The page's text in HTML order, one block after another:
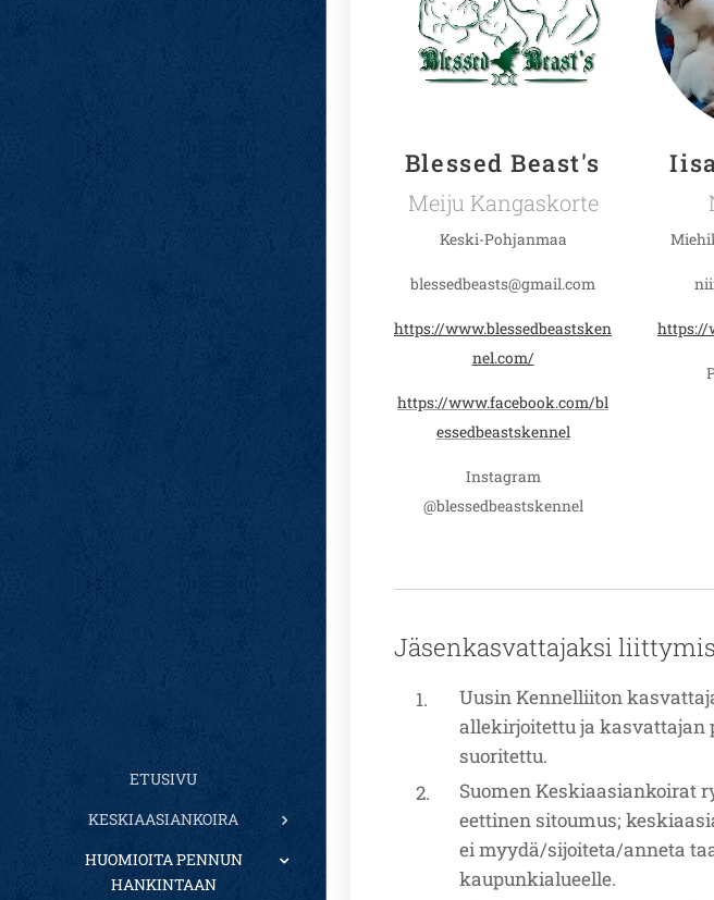
ETUSIVU
KESKIAASIANKOIRA
HUOMIOITA PENNUN
HANKINTAAN
Blessed Beast's
Meiju Kangaskorte
Keski-Pohjanmaa
blessedbeasts@gmail.com
https://www.blessedbeastsken
nel.com/
https://www.facebook.com/bl
essedbeastskennel
Instagram
@blessedbeastskennel
https://
Jäsenkasvattajaksi
Uusin Kennelliiton
allekirjoitettu ja kasvattajan
suoritettu.
Suomen Keskiaasiankoirat
eettinen sitoumus;
ei myydä/sijoiteta/anneta
kaupunkialueelle.